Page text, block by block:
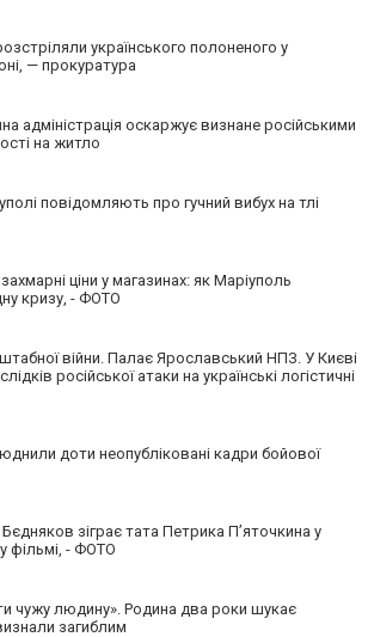
українського полоненого у
— прокуратура
адміністрація оскаржує визнане російськими
на житло
повідомляють про гучний вибух на тлі
ціни у магазинах: як Маріуполь
кризу, - ФОТО
війни. Палає Ярославський НПЗ. У Києві
російської атаки на українські логістичні
доти неопубліковані кадри бойової
зіграє тата Петрика П’яточкина у
фільмі, - ФОТО
чужу людину». Родина два роки шукає
загиблим